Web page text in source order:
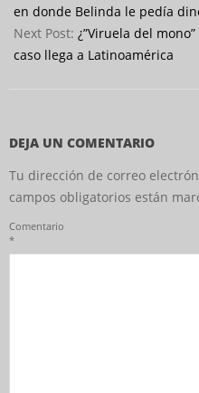
23
en donde Belinda le pedía
Next Post: ¿”Viruela del
caso llega a Latinoamérica
DEJA UN COMENTARIO
Tu dirección de correo
campos obligatorios están
Comentario
*